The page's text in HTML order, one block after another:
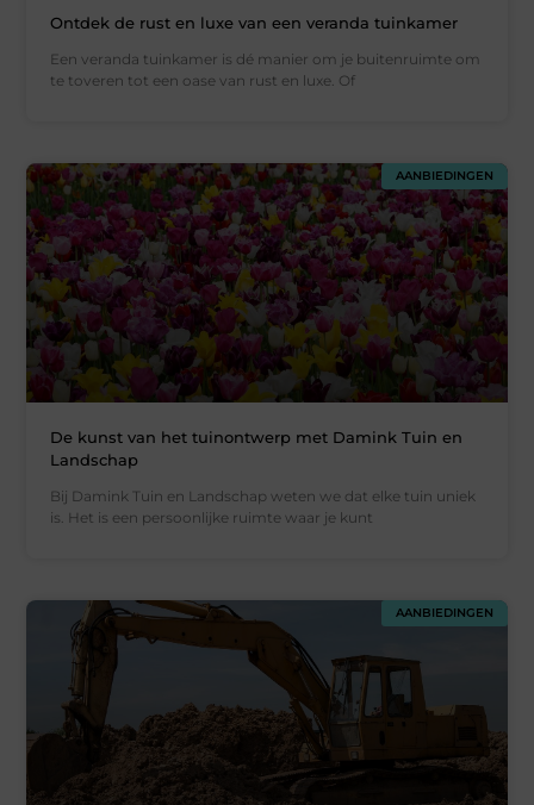
Ontdek de rust en luxe van een veranda tuinkamer
Een veranda tuinkamer is dé manier om je buitenruimte om
te toveren tot een oase van rust en luxe. Of
AANBIEDINGEN
De kunst van het tuinontwerp met Damink Tuin en
Landschap
Bij Damink Tuin en Landschap weten we dat elke tuin uniek
is. Het is een persoonlijke ruimte waar je kunt
AANBIEDINGEN